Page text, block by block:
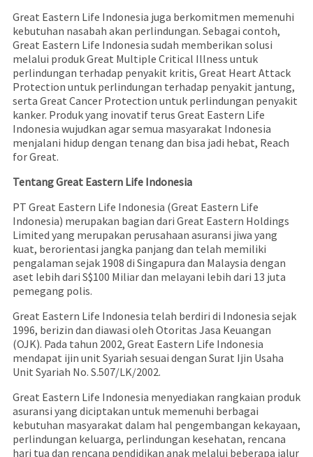
Great Eastern Life Indonesia juga berkomitmen memenuhi
kebutuhan nasabah akan perlindungan. Sebagai contoh,
Great Eastern Life Indonesia sudah memberikan solusi
melalui produk Great Multiple Critical Illness untuk
perlindungan terhadap penyakit kritis, Great Heart Attack
Protection untuk perlindungan terhadap penyakit jantung,
serta Great Cancer Protection untuk perlindungan penyakit
kanker. Produk yang inovatif terus Great Eastern Life
Indonesia wujudkan agar semua masyarakat Indonesia
menjalani hidup dengan tenang dan bisa jadi hebat, Reach
for Great.
Tentang Great Eastern Life Indonesia
PT Great Eastern Life Indonesia (Great Eastern Life
Indonesia) merupakan bagian dari Great Eastern Holdings
Limited yang merupakan perusahaan asuransi jiwa yang
kuat, berorientasi jangka panjang dan telah memiliki
pengalaman sejak 1908 di Singapura dan Malaysia dengan
aset lebih dari S$100 Miliar dan melayani lebih dari 13 juta
pemegang polis.
Great Eastern Life Indonesia telah berdiri di Indonesia sejak
1996, berizin dan diawasi oleh Otoritas Jasa Keuangan
(OJK). Pada tahun 2002, Great Eastern Life Indonesia
mendapat ijin unit Syariah sesuai dengan Surat Ijin Usaha
Unit Syariah No. S.507/LK/2002.
Great Eastern Life Indonesia menyediakan rangkaian produk
asuransi yang diciptakan untuk memenuhi berbagai
kebutuhan masyarakat dalam hal pengembangan kekayaan,
perlindungan keluarga, perlindungan kesehatan, rencana
hari tua dan rencana pendidikan anak melalui beberapa jalur